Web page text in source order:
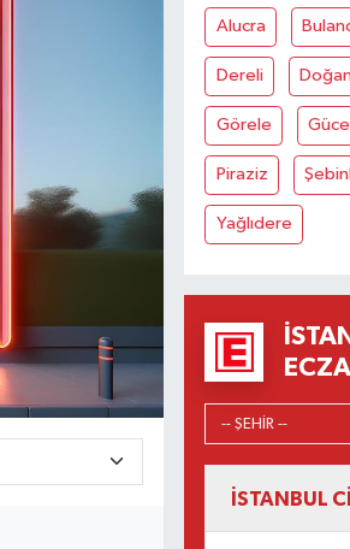
Alucra
Dereli
Görele Güce
Piraziz
Yağlıdere
İSTANBUL